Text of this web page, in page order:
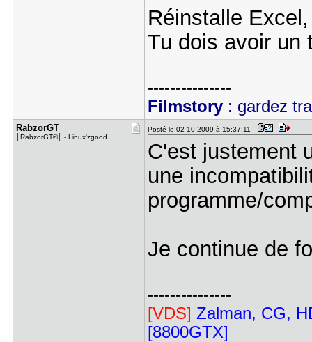
Réinstalle
Tu dois avoir un
---------------
Filmstory: gardez
RabzorGT
│RabzorGT®│ - Linux'zgood
Posté le 02-10-2009 à 15:37:11
C'est justement
une
programme/
Je continue de
---------------
[VDS] Zalman, CG,
[8800GTX]